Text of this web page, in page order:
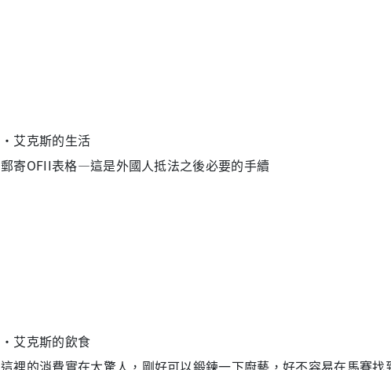
‧艾克斯的生活
郵寄OFII表格—這是外國人抵法之後必要的手續
‧艾克斯的飲食